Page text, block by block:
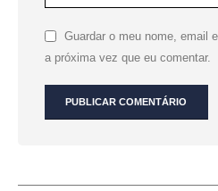
Guardar o meu nome, email
a próxima vez que eu comentar.